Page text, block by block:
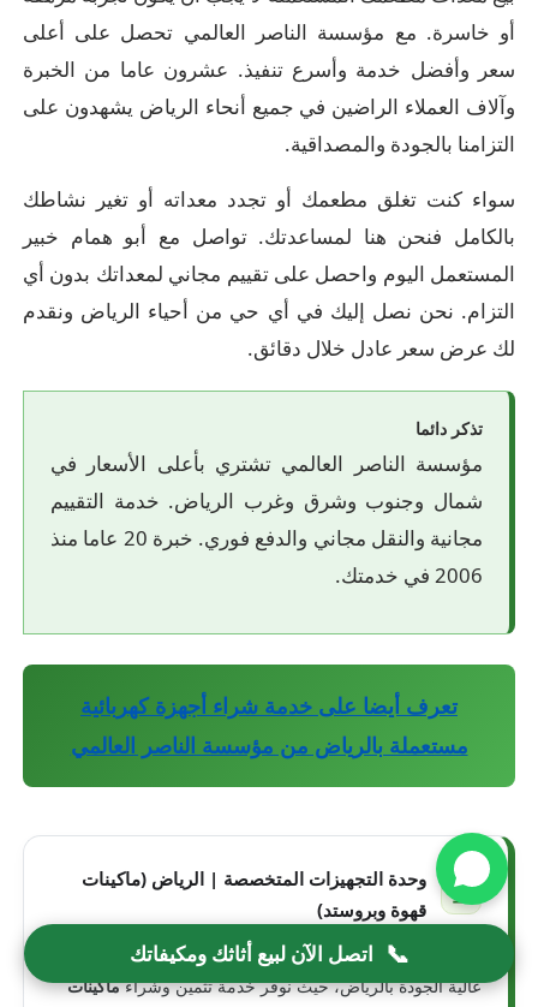
أو خاسرة. مع مؤسسة الناصر العالمي تحصل على أعلى
سعر وأفضل خدمة وأسرع تنفيذ. عشرون عاما من الخبرة
وآلاف العملاء الراضين في جميع أنحاء الرياض يشهدون على
التزامنا بالجودة والمصداقية.
سواء كنت تغلق مطعمك أو تجدد معداته أو تغير نشاطك
بالكامل فنحن هنا لمساعدتك. تواصل مع أبو همام خبير
المستعمل اليوم واحصل على تقييم مجاني لمعداتك بدون أي
التزام. نحن نصل إليك في أي حي من أحياء الرياض ونقدم
لك عرض سعر عادل خلال دقائق.
تذكر دائما
مؤسسة الناصر العالمي تشتري بأعلى الأسعار في
شمال وجنوب وشرق وغرب الرياض. خدمة التقييم
مجانية والنقل مجاني والدفع فوري. خبرة 20 عاما منذ
2006 في خدمتك.
تعرف أيضا على خدمة شراء أجهزة كهربائية
مستعملة بالرياض من مؤسسة الناصر العالمي
وحدة التجهيزات المتخصصة | الرياض (ماكينات
قهوة وبروستد)
مؤسسة الناصر (العالمي)في شراء التجهيزات الغذائية
عالية الجودة بالرياض، حيث نوفر خدمة تثمين وشراءماكينات
📞 اتصل الآن لبيع أثاثك ومكيفاتك